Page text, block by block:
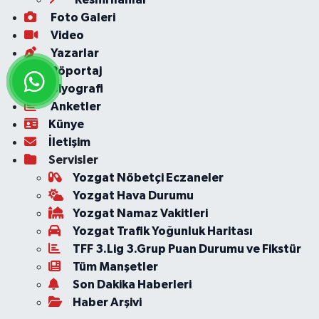
Foto Galeri
Video
Yazarlar
Röportaj
Biyografi
Anketler
Künye
İletişim
Servisler
Yozgat Nöbetçi Eczaneler
Yozgat Hava Durumu
Yozgat Namaz Vakitleri
Yozgat Trafik Yoğunluk Haritası
TFF 3.Lig 3.Grup Puan Durumu ve Fikstür
Tüm Manşetler
Son Dakika Haberleri
Haber Arşivi